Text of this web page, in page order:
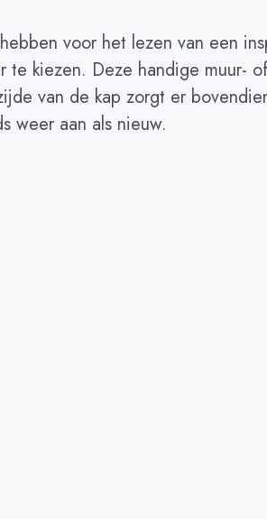
voor het lezen van een
kiezen. Deze handige muur-
van de kap zorgt er
weer aan als nieuw.